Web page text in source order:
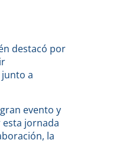
destacó por
a
evento y
jornada
la